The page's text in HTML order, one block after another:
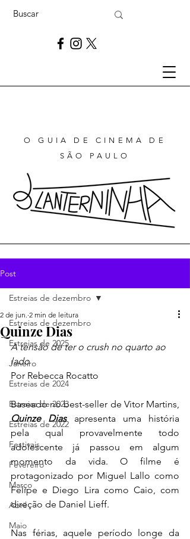
O GUIA DE CINEMA DE
SÃO PAULO
Post
Estreias de dezembro
Estreias de 2025
Janeiro
Estreias de 2024
Estreias de 2023
Estreias de 2022
Festivais
Fevereiro
Março
Abril
Maio
Estreias de dezembro
Quinze Dias
2 de jun. 2 min de leitura
A tensão de ter o crush no quarto ao
lado
Por Rebecca Rocatto
Quinze Dias apresenta uma história
pela qual provavelmente todo
adolescente já passou em algum
momento da vida. O filme é
protagonizado por Miguel Lallo como
Felipe e Diego Lira como Caio, com
direção de Daniel Lieff.
Nas férias, aquele período longe da